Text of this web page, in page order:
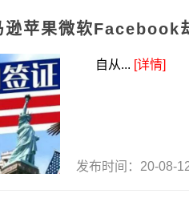
逊苹果微软Facebook
自从... [详情]
发布时间：20-08-